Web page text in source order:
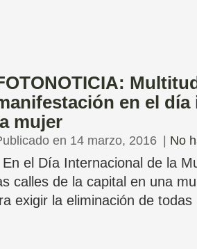
en el
mujer
en 14 marzo, 2016 No
En el Día Internacional de la
calles de la capital en una
exigir la eliminación de